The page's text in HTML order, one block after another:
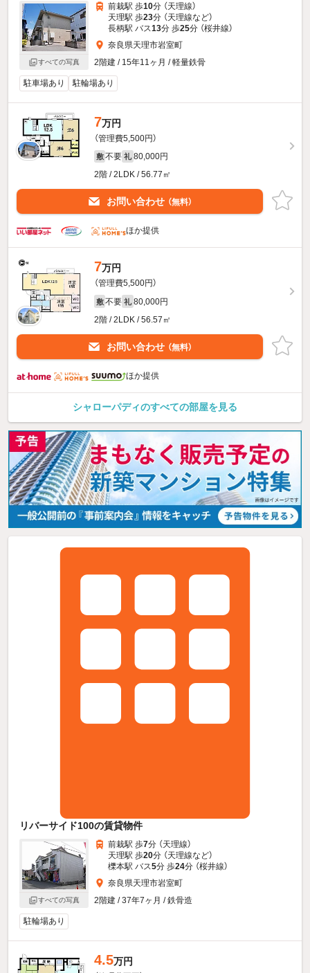
すべての写真
前栽駅 歩10分 （天理線）
天理駅 歩23分 （天理線など）
長柄駅 バス13分 歩25分 （桜井線）
奈良県天理市岩室町
2階建 / 15年11ヶ月 / 軽量鉄骨
駐車場あり 駐輪場あり
7万円
（管理費5,500円）
敷 不要 礼 80,000円
2階 / 2LDK / 56.77㎡
お問い合わせ （無料）
ほか提供
7万円
（管理費5,500円）
敷 不要 礼 80,000円
2階 / 2LDK / 56.57㎡
お問い合わせ （無料）
ほか提供
シャローパディのすべての部屋を見る
リバーサイド100の賃貸物件
すべての写真
前栽駅 歩7分 （天理線）
天理駅 歩20分 （天理線など）
櫟本駅 バス5分 歩24分 （桜井線）
奈良県天理市岩室町
2階建 / 37年7ヶ月 / 鉄骨造
駐輪場あり
4.5万円